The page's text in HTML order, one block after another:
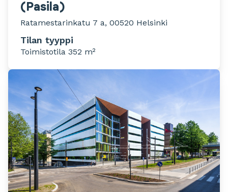
(Pasila)
Ratamestarinkatu 7 a, 00520 Helsinki
Tilan tyyppi
Toimistotila 352 m²